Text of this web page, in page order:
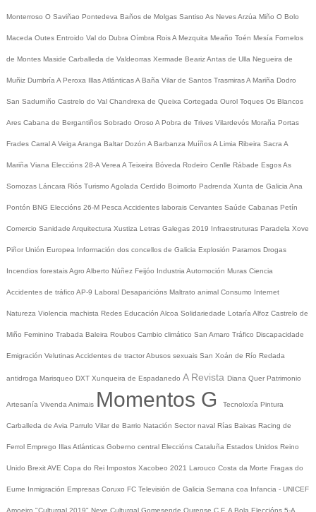
Monterroso O Saviñao Pontedeva Baños de Molgas Santiso As NevesArzúa Miño O Bolo
Maceda Outes Entroido Val do Dubra Oímbra RoisA Mezquita Meaño Toén Mesía Fornelos
de Montes Maside Carballeda de Valdeorras Xermade BearizAntas de Ulla Negueira de
Muñiz Dumbría A Peroxa Illas AtlánticasA Baña Vilar de Santos TrasmirasA Mariña Dodro
San Sadurniño Castrelo do Val Chandrexa de Queixa Cortegada Ourol Toques Os Blancos
Ares Cabana de Bergantiños Sobrado Oroso A Pobra de Trives Vilardevós Moraña Portas
Frades CarralA Veiga Aranga Baltar Dozón A Barbanza MuíñosA Limia Ribeira Sacra A
Mariña Viana Eleccións 28-A Verea A Teixeira Bóveda Rodeiro Cenlle Rábade EsgosAs
Somozas Láncara Riós Turismo Agolada Cerdido Boimorto Padrenda Xunta de Galicia Ana
Pontón BNG Eleccións 26-M Pesca Accidentes laborais Cervantes Saúde Cabanas Petín
Comercio Sanidade Arquitectura Xustiza Letras Galegas 2019 Infraestruturas Paradela Xove
Piñor Unión Europea Información dos concellos de Galicia Explosión Paramos Drogas
Incendios forestaisAgro Alberto Núñez Feijóo Industria Automoción Muras Ciencia
Accidentes de tráfico AP-9 Laboral Desaparicións Maltrato animal Consumo Internet
Natureza Violencia machista Redes Educación Alcoa Solidariedade Lotaría Alfoz Castrelo de
Miño Feminino Trabada Baleira Roubos Cambio climático San Amaro Tráfico Discapacidade
Emigración VelutinasAccidentes de tractorAbusos sexuais San Xoán de Río Redada
antidroga Marisqueo DXT Xunqueira de Espadanedo A Revista Diana Quer Patrimonio
Artesanía Vivenda Animais Momentos G Tecnoloxía Pintura
Carballeda de Avia Parrulo Vilar de Barrio Natación Sector naval Rías Baixas Racing de
Ferrol Emprego Illas Atlánticas Goberno central Eleccións Cataluña Estados Unidos Reino
Unido BrexitAVE Copa do Rei Impostos Xacobeo 2021 Larouco Costa da Morte Fragas do
Eume Inmigración Empresas Coruxo FC Televisión de Galicia Semana coa Infancia - UNICEF
Amoeiro "Culturgal 2019" Neve Culturgal Gomesende Ourense C.F. A Bola Eleccións 5-A